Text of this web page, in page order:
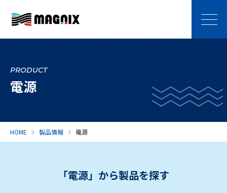
PRODUCT
電源
HOME 製品情報 電源
「電源」から製品を探す